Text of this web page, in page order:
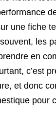
une fiche
les
en
c’est
et donc
pour